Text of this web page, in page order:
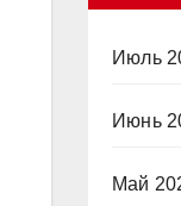
Июль
Июнь
Май